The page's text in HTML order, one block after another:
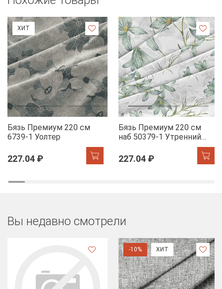
ХИТ
Бязь Премиум 220 см
6739-1 Уолтер
227.04 ₽
Бязь Премиум 220 см
наб 50379-1 Утренний
227.04 ₽
Вы недавно смотрели
-10% ХИТ